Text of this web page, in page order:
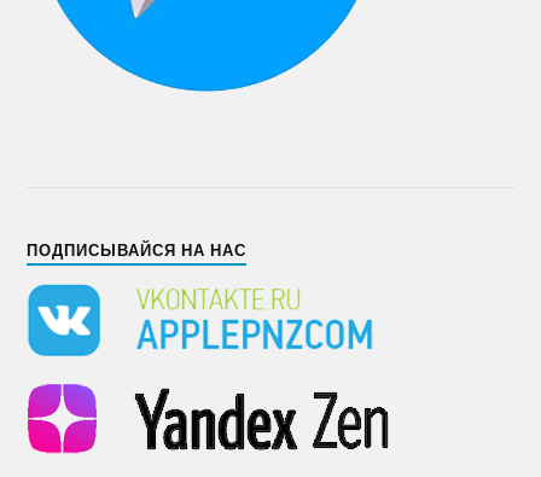
ПОДПИСЫВАЙСЯ НА НАС